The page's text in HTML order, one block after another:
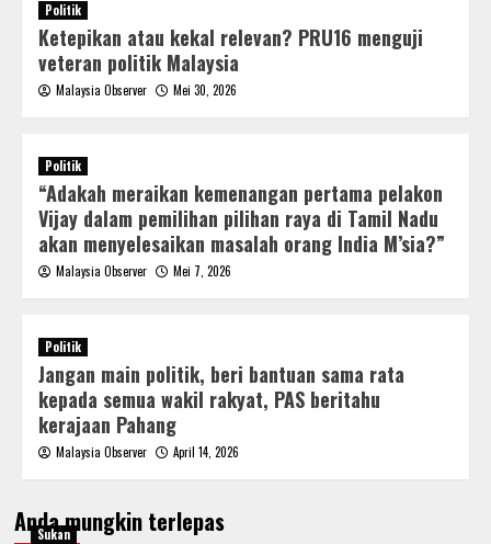
Politik
Ketepikan atau kekal relevan? PRU16 menguji
veteran politik Malaysia
Malaysia Observer Mei 30, 2026
Politik
“Adakah meraikan kemenangan pertama pelakon
Vijay dalam pemilihan pilihan raya di Tamil Nadu
akan menyelesaikan masalah orang India M’sia?”
Malaysia Observer Mei 7, 2026
Politik
Jangan main politik, beri bantuan sama rata
kepada semua wakil rakyat, PAS beritahu
kerajaan Pahang
Malaysia Observer April 14, 2026
Anda mungkin terlepas
Sukan